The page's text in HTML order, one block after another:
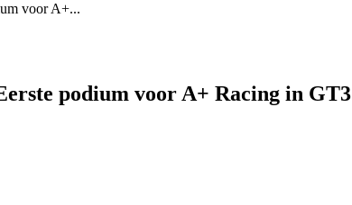
voor A+...
podium voor A+ Racing in GT3